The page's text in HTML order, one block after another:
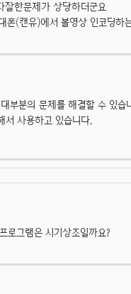
잘한문제가 상당하더군요
폰(캔유)에서 볼영상 인코딩
부분의 문제를 해결할 수 있
서 사용하고 있습니다.
로그램은 시기상조일까요?